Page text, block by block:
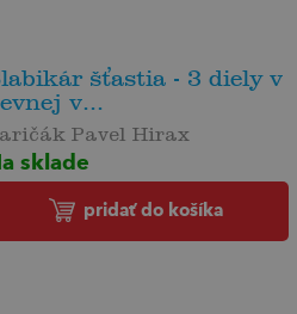
šťastia - 3 diely v
v...
Pavel Hirax
sklade
pridať do košíka